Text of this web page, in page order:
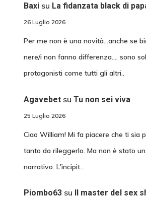
Baxisu La fidanzata black di
26 Luglio 2026
Per me non è una novità...anche se
nere/i non fanno differenza.... sono
protagonisti come tutti gli altri..
Agavebetsu Tu non sei viva
25 Luglio 2026
Ciao William! Mi fa piacere che ti sia
tanto da rileggerlo. Ma non è stato
narrativo. L'incipit…
Piombo63su Il master del sex